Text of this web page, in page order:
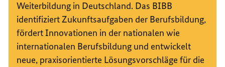
Weiterbildung in Deutschland. Das BIBB
identifiziert Zukunftsaufgaben der Berufsbildung,
fördert Innovationen in der nationalen wie
internationalen Berufsbildung und entwickelt
neue, praxisorientierte Lösungsvorschläge für die